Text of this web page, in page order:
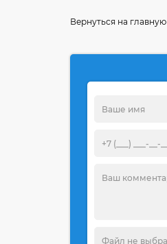
Вернуться на главную